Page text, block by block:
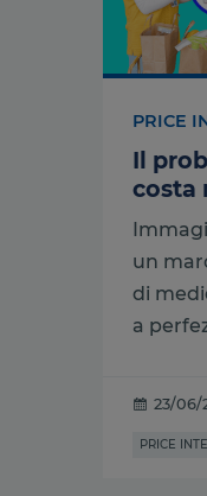
PRICE
Il
costa
un
di
a
23/06/
PRICE